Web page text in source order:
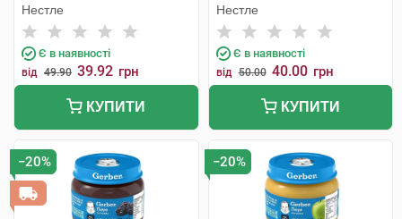
Нестле
Є в наявності
від 49.90 39.92 грн
КУПИТИ
Нестле
Є в наявності
від 50.00 40.00 грн
КУПИТИ
−20% −20%